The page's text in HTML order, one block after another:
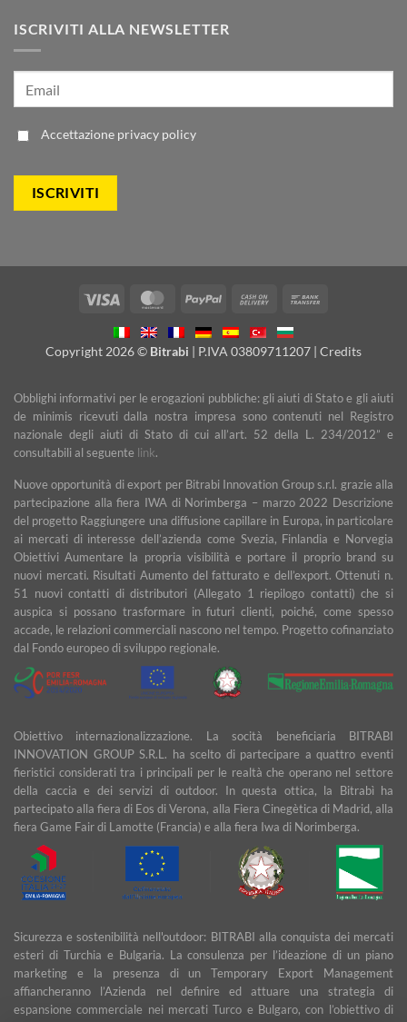
ISCRIVITI ALLA NEWSLETTER
Accettazione privacy policy
Visa MasterCardPayPal
Cash
Delivery
Copyright 2026 © Bitrabi | P.IVA 03809711207 | Credits
Obblighi informativi per le erogazioni pubbliche: gli aiuti di Stato e gli aiuti
de minimis ricevuti dalla nostra impresa sono contenuti nel Registro
nazionale degli aiuti di Stato di cui all’art. 52 della L. 234/2012” e
consultabili al seguente link.
Nuove opportunità di export per Bitrabi Innovation Group s.r.l. grazie alla
partecipazione alla fiera IWA di Norimberga – marzo 2022 Descrizione
del progetto Raggiungere una diffusione capillare in Europa, in particolare
ai mercati di interesse dell’azienda come Svezia, Finlandia e Norvegia
Obiettivi Aumentare la propria visibilità e portare il proprio brand su
nuovi mercati. Risultati Aumento del fatturato e dell’export. Ottenuti n.
51 nuovi contatti di distributori (Allegato 1 riepilogo contatti) che si
auspica si possano trasformare in futuri clienti, poiché, come spesso
accade, le relazioni commerciali nascono nel tempo. Progetto cofinanziato
dal Fondo europeo di sviluppo regionale.
Obiettivo internazionalizzazione. La socità beneficiaria BITRABI
INNOVATION GROUP S.R.L. ha scelto di partecipare a quattro eventi
fieristici considerati tra i principali per le realtà che operano nel settore
della caccia e dei servizi di outdoor. In questa ottica, la Bitrabì ha
partecipato alla fiera di Eos di Verona, alla Fiera Cinegètica di Madrid, alla
fiera Game Fair di Lamotte (Francia) e alla fiera Iwa di Norimberga.
Sicurezza e sostenibilità nell'outdoor: BITRABI alla conquista dei mercati
esteri di Turchia e Bulgaria. La consulenza per l’ideazione di un piano
marketing e la presenza di un Temporary Export Management
affiancheranno l’Azienda nel definire ed attuare una strategia di
espansione commerciale nei mercati Turco e Bulgaro, con l’obiettivo di